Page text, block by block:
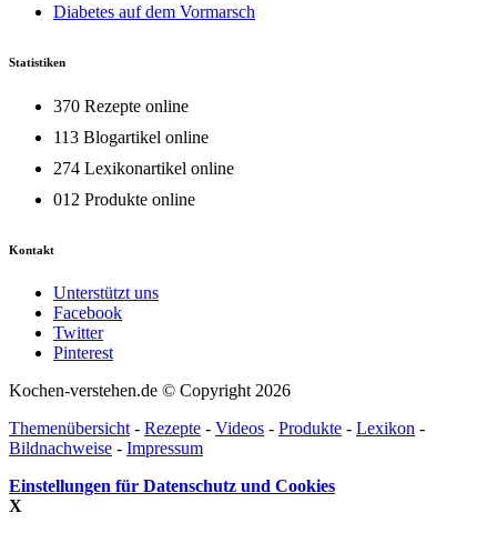
Diabetes auf dem Vormarsch
Statistiken
370 Rezepte online
113 Blogartikel online
274 Lexikonartikel online
012 Produkte online
Kontakt
Unterstützt uns
Facebook
Twitter
Pinterest
Kochen-verstehen.de © Copyright 2026
Themenübersicht- Rezepte - Videos - Produkte - Lexikon -
Bildnachweise - Impressum
Einstellungen für Datenschutz und Cookies
X